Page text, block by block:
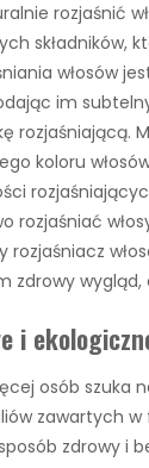
rozjaśnić
składników,
włosów
im
rozjaśniającą.
koloru
rozjaśniać
rozjaśniacz
zdrowy
i
osób szuka
zawartych w
zdrowy i